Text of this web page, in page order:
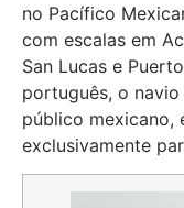
no Pacífico
com escalas em
San Lucas e
português, o
público mexicano,
exclusivamente